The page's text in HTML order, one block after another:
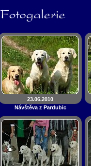
Fotogalerie
23.06.2010
Návštěva z Pardubic